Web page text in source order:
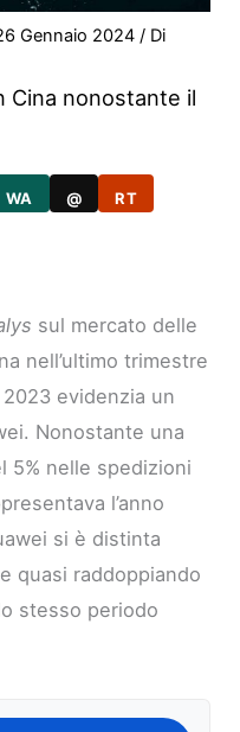
Gennaio 2024/ Di
Cina nonostante il
WA @ RT
sul mercato delle
nell’ultimo trimestre
evidenzia un
Nonostante una
5% nelle spedizioni
l’anno
si è distinta
quasi raddoppiando
stesso periodo